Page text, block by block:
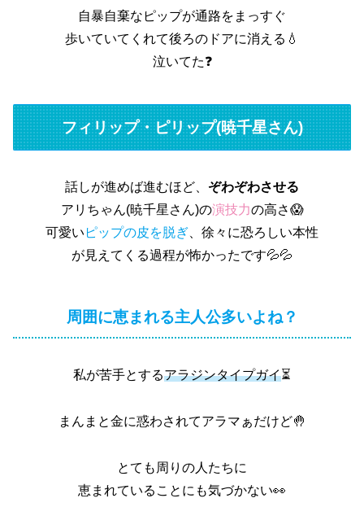
自暴自棄なピップが通路をまっすぐ
歩いていてくれて後ろのドアに消える💧
泣いてた❓
フィリップ・ピリップ(暁千星さん)
話しが進めば進むほど、 ぞわぞわさせる
アリちゃん(暁千星さん)の演技力の高さ😱
可愛い ピップの皮を脱ぎ 、徐々に恐ろしい本性
が見えてくる過程が怖かったです💦💦
周囲に恵まれる主人公多いよね？
私が苦手とするアラジンタイプガイ⏳
まんまと金に惑わされてアラマぁだけど🤚
とても周りの人たちに
恵まれていることにも気づかない👀